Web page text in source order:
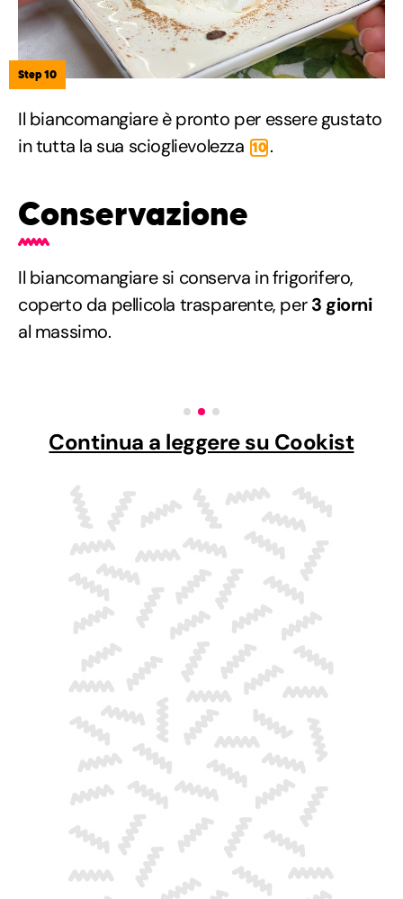
Step 10
Il biancomangiare è pronto per essere gustato
in tutta la sua scioglievolezza 10 .
Conservazione
Il biancomangiare si conserva in frigorifero,
coperto da pellicola trasparente, per3 giorni
al massimo.
Continua a leggere su Cookist